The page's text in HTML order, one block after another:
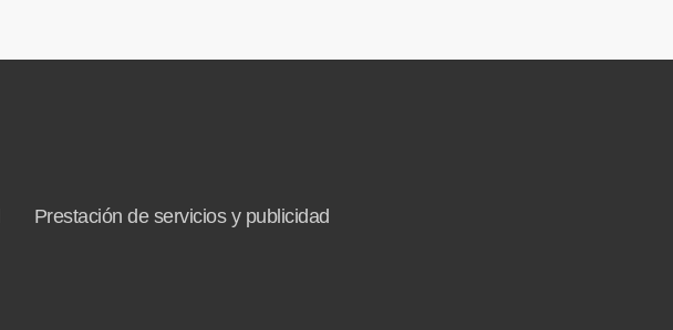
Prestación de servicios y publicidad